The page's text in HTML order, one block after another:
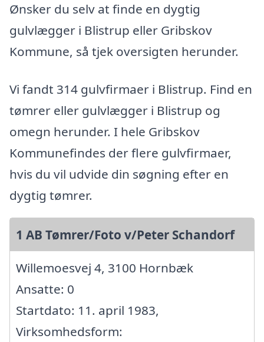
Ønsker du selv at finde en dygtig
gulvlægger i Blistrup eller Gribskov
Kommune, så tjek oversigten herunder.
Vi fandt 314 gulvfirmaer i Blistrup. Find en
tømrer eller gulvlægger i Blistrup og
omegn herunder. I hele Gribskov
Kommunefindes der flere gulvfirmaer,
hvis du vil udvide din søgning efter en
dygtig tømrer.
1 AB Tømrer/Foto v/Peter Schandorf
Willemoesvej 4, 3100 Hornbæk
Ansatte: 0
Startdato: 11. april 1983,
Virksomhedsform: